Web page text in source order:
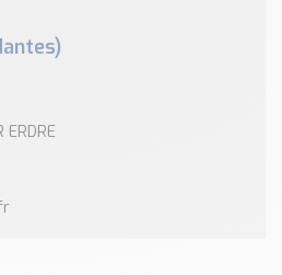
ERDRE